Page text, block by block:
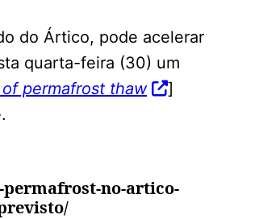
do Ártico, pode acelerar
quarta-feira (30) um
permafrost thaw
]
permafrost-no-artico-